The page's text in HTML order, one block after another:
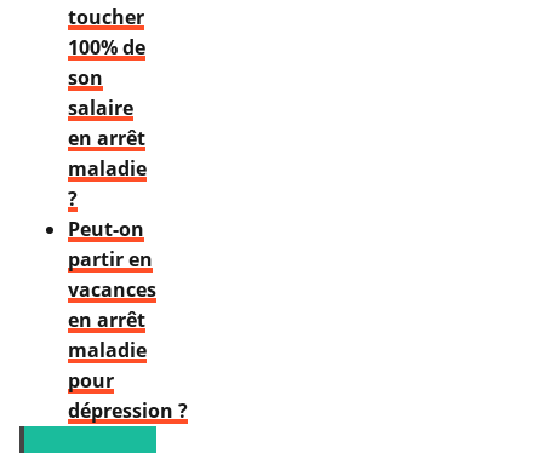
toucher
100% de
son
salaire
en arrêt
maladie
?
Peut-on
partir en
vacances
en arrêt
maladie
pour
dépression ?